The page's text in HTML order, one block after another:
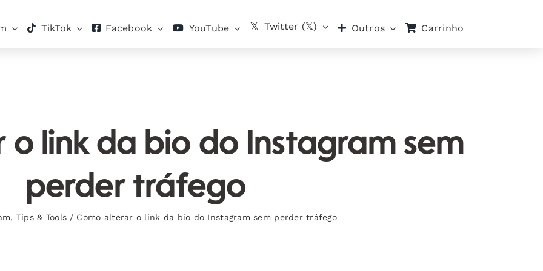
TikTok Facebook YouTube Twitter (𝕏) Outros Carrinho
link da bio do Instagram sem
perder tráfego
, Tips & Tools / Como alterar o link da bio do Instagram sem perder tráfego